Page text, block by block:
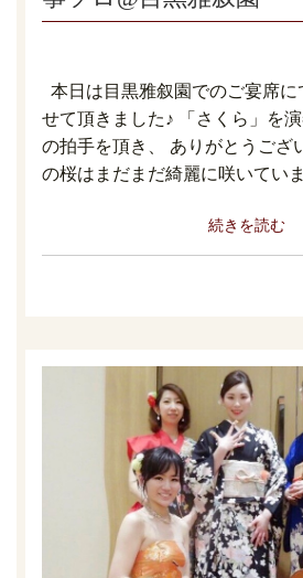
本日は目黒雅叙園でのご宴席に
せて頂きました♪ 「さくら」を
の拍手を頂き、 ありがとうござ
の桜はまだまだ綺麗に咲いてい
続きを読む